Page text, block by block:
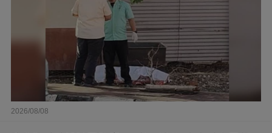
2026/08/08